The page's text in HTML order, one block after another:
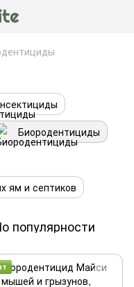
Биородентициды
ям и септиков
популярности